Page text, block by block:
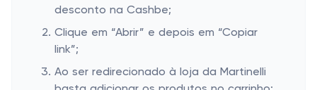
desconto na Cashbe;
Clique em “Abrir” e depois em “Copiar
link”;
Ao ser redirecionado à loja da Martinelli